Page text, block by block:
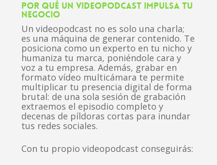
POR QUÉ UN VIDEOPODCAST IMPULSA TU
NEGOCIO
Un videopodcast no es solo una charla;
es una máquina de generar contenido. Te
posiciona como un experto en tu nicho y
humaniza tu marca, poniéndole cara y
voz a tu empresa. Además, grabar en
formato vídeo multicámara te permite
multiplicar tu presencia digital de forma
brutal: de una sola sesión de grabación
extraemos el episodio completo y
decenas de píldoras cortas para inundar
tus redes sociales.
Con tu propio videopodcast conseguirás: